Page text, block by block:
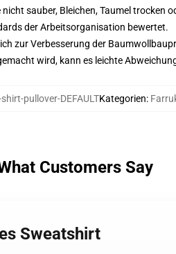
sauber, Bleichen, Taumel trocken
der Arbeitsorganisation bewertet.
zur Verbesserung der
wird, kann es leichte
pullover-DEFAULTKategorien:
Customers Say
Sweatshirt